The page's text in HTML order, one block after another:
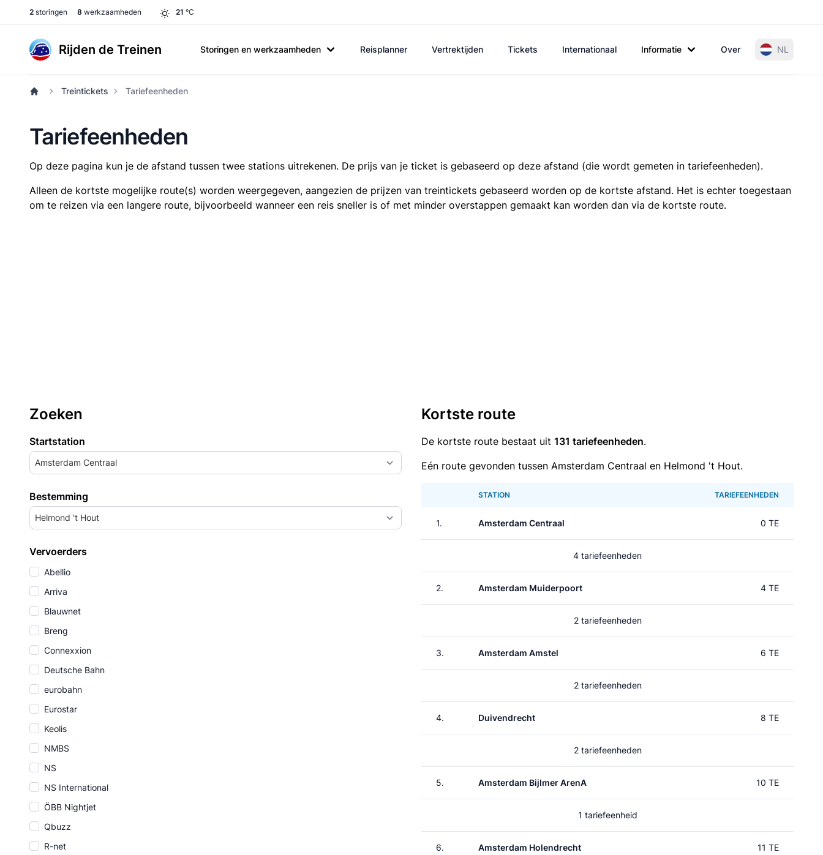
2 storingen 8 werkzaamheden 21 °C
Rijden de Treinen Storingen en werkzaamheden Reisplanner Vertrektijden Tickets Internationaal Informatie Over NL
Treintickets Tariefeenheden
Tariefeenheden
Op deze pagina kun je de afstand tussen twee stations uitrekenen. De prijs van je ticket is gebaseerd op deze afstand (die wordt gemeten in tariefeenheden).
Alleen de kortste mogelijke route(s) worden weergegeven, aangezien de prijzen van treintickets gebaseerd worden op de kortste afstand. Het is echter toegestaan
om te reizen via een langere route, bijvoorbeeld wanneer een reis sneller is of met minder overstappen gemaakt kan worden dan via de kortste route.
Zoeken
Startstation
Amsterdam Centraal
Bestemming
Helmond 't Hout
Vervoerders
Abellio
Arriva
Blauwnet
Breng
Connexxion
Deutsche Bahn
eurobahn
Eurostar
Keolis
NMBS
NS
NS International
ÖBB Nightjet
Qbuzz
R-net
Kortste route
De kortste route bestaat uit 131 tariefeenheden.
Eén route gevonden tussen Amsterdam Centraal en Helmond 't Hout.
STATION TARIEFEENHEDEN
1. Amsterdam Centraal 0 TE
4 tariefeenheden
2. Amsterdam Muiderpoort 4 TE
2 tariefeenheden
3. Amsterdam Amstel 6 TE
2 tariefeenheden
4. Duivendrecht 8 TE
2 tariefeenheden
5. Amsterdam Bijlmer ArenA 10 TE
1 tariefeenheid
6. Amsterdam Holendrecht 11 TE